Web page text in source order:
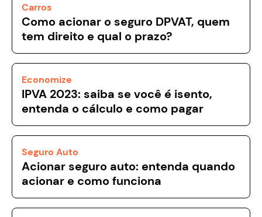
Carros
Como acionar o seguro DPVAT, quem
tem direito e qual o prazo?
Economize
IPVA 2023: saiba se você é isento,
entenda o cálculo e como pagar
Seguro Auto
Acionar seguro auto: entenda quando
acionar e como funciona